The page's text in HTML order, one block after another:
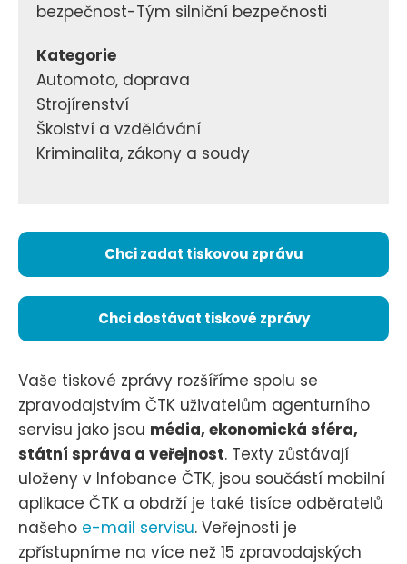
bezpečnost-Tým silniční bezpečnosti
Kategorie
Automoto, doprava
Strojírenství
Školství a vzdělávání
Kriminalita, zákony a soudy
Chci zadat tiskovou zprávu
Chci dostávat tiskové zprávy
Vaše tiskové zprávy rozšíříme spolu se
zpravodajstvím ČTK uživatelům agenturního
servisu jako jsou média, ekonomická sféra,
státní správa a veřejnost. Texty zůstávají
uloženy v Infobance ČTK, jsou součástí mobilní
aplikace ČTK a obdrží je také tisíce odběratelů
našeho e-mail servisu. Veřejnosti je
zpřístupníme na více než 15 zpravodajských